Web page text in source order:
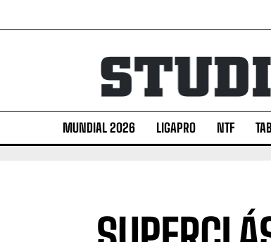
MUNDIAL 2026 LIGAPRO NTF